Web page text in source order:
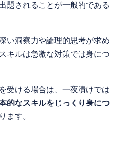
題されることが一般的である
い洞察力や論理的思考が求め
キルは急激な対策では身につ
受ける場合は、一夜漬けでは
的なスキルをじっくり身につ
ます。